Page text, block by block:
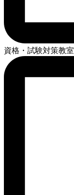
資格・試験対策教室